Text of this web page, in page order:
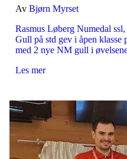
Av Bjørn Myrset
Rasmus Løberg Numedal
Gull på std gev i åpen klasse
med 2 nye NM gull i
Les mer